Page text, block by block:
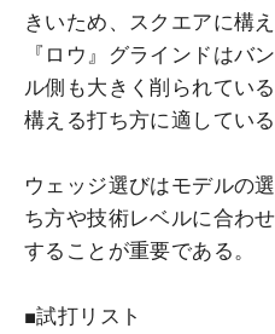
きいため、スクエアに構
『ロウ』グラインドはバ
ル側も大きく削られてい
構える打ち方に適している
ウェッジ選びはモデルの
ち方や技術レベルに合わ
することが重要である。
■試打リスト